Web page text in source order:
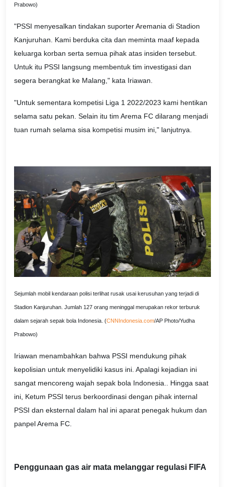
Prabowo)
"PSSI menyesalkan tindakan suporter Aremania di Stadion
Kanjuruhan. Kami berduka cita dan meminta maaf kepada
keluarga korban serta semua pihak atas insiden tersebut.
Untuk itu PSSI langsung membentuk tim investigasi dan
segera berangkat ke Malang," kata Iriawan.
"Untuk sementara kompetisi Liga 1 2022/2023 kami hentikan
selama satu pekan. Selain itu tim Arema FC dilarang menjadi
tuan rumah selama sisa kompetisi musim ini," lanjutnya.
Sejumlah mobil kendaraan polisi terlihat rusak usai kerusuhan yang terjadi di
Stadion Kanjuruhan. Jumlah 127 orang meninggal merupakan rekor terburuk
dalam sejarah sepak bola Indonesia. (CNNIndonesia.com/AP Photo/Yudha
Prabowo)
Iriawan menambahkan bahwa PSSI mendukung pihak
kepolisian untuk menyelidiki kasus ini. Apalagi kejadian ini
sangat mencoreng wajah sepak bola Indonesia.. Hingga saat
ini, Ketum PSSI terus berkoordinasi dengan pihak internal
PSSI dan eksternal dalam hal ini aparat penegak hukum dan
panpel Arema FC.
Penggunaan gas air mata melanggar regulasi FIFA